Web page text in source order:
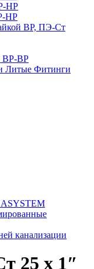
НР
НР
ВР, ПЭ-Ст
ВР-ВР
Литые Фитинги
канализации
25 х 1″